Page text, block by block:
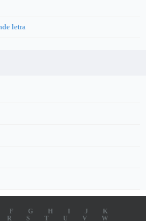
letra
F G H I J
K
R S T V W